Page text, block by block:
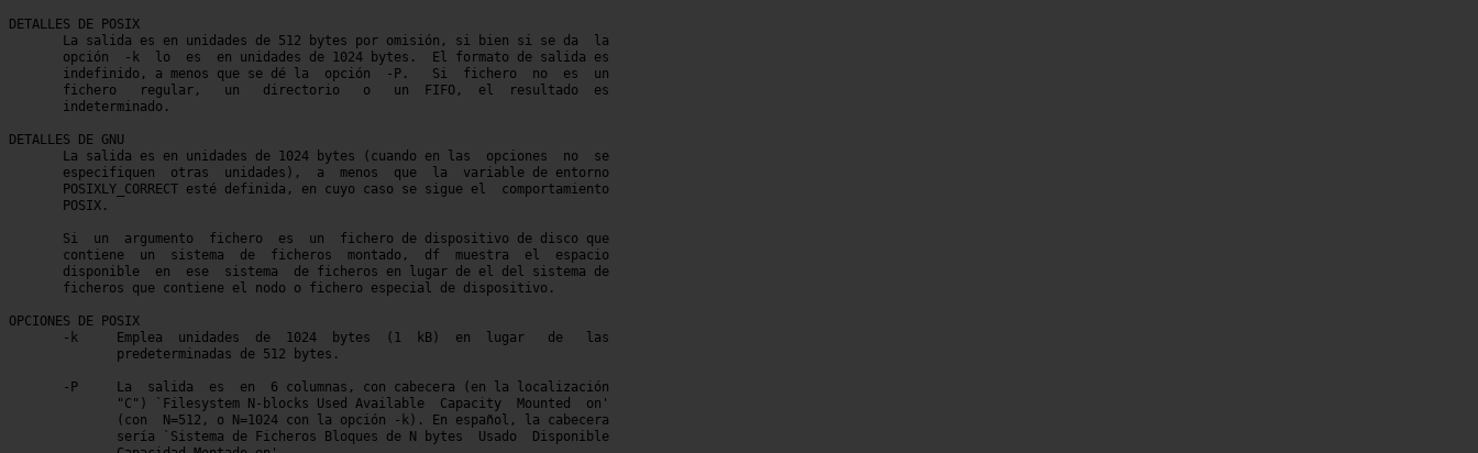
DETALLES DE POSIX
       La salida es en unidades de 512 bytes por omisión, si bien si se da  la
       opción  -k  lo  es  en unidades de 1024 bytes.  El formato de salida es
       indefinido, a menos que se dé la  opción  -P.   Si  fichero  no	es  un
       fichero	 regular,   un	 directorio   o   un  FIFO,  el  resultado  es
       indeterminado.
DETALLES DE GNU
       La salida es en unidades de 1024 bytes (cuando en las  opciones	no  se
       especifiquen  otras  unidades),	a  menos  que  la  variable de entorno
       POSIXLY_CORRECT esté definida, en cuyo caso se sigue el	comportamiento
       POSIX.
       Si  un  argumento  fichero  es  un  fichero de dispositivo de disco que
       contiene  un  sistema  de  ficheros  montado,  df  muestra  el  espacio
       disponible  en  ese  sistema  de ficheros en lugar de el del sistema de
       ficheros que contiene el nodo o fichero especial de dispositivo.
OPCIONES DE POSIX
       -k     Emplea  unidades	de  1024  bytes  (1  kB)  en  lugar   de   las
       -P     La  salida  es  en  6 columnas, con cabecera (en la localización